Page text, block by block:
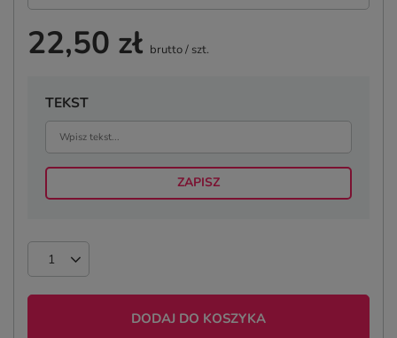
22,50 zł brutto/ szt.
TEKST
ZAPISZ
DODAJ DO KOSZYKA